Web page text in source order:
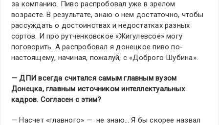
за компанию. Пиво распробовал уже в зрелом
возрасте. В результате, знаю о нем достаточно, чтобы
рассуждать о достоинствах и недостатках разных
сортов. И про рутченковское «Жигулевсое» могу
поговорить. А распробовал я донецкое пиво по-
настоящему, начиная, пожалуй, с «Доброго Шубина».
— ДПИ всегда считался самым главным вузом
Донецка, главным источником интеллектуальных
кадров. Согласен с этим?
— Насчет «главного» — не знаю… Я бы скорее назвал